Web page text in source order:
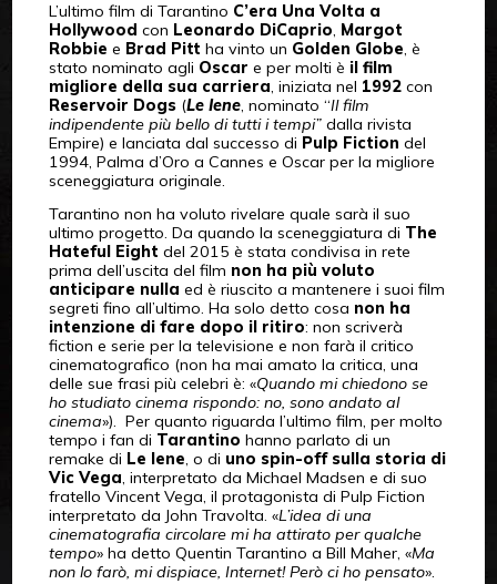
L’ultimo film di Tarantino C’era Una Volta a
Hollywood con Leonardo DiCaprio, Margot
Robbie e Brad Pitt ha vinto un Golden Globe, è
stato nominato agli Oscar e per molti è il film
migliore della sua carriera, iniziata nel 1992con
Reservoir Dogs(Le Iene, nominato “Il film
indipendente più bello di tutti i tempi”dalla rivista
Empire) e lanciata dal successo di Pulp Fiction del
1994, Palma d’Oro a Cannes e Oscar per la migliore
sceneggiatura originale.
Tarantino non ha voluto rivelare quale sarà il suo
ultimo progetto. Da quando la sceneggiatura di The
Hateful Eight del 2015 è stata condivisa in rete
prima dell’uscita del film non ha più voluto
anticipare nulla ed è riuscito a mantenere i suoi film
segreti fino all’ultimo. Ha solo detto cosa non ha
intenzione di fare dopo il ritiro: non scriverà
fiction e serie per la televisione e non farà il critico
cinematografico (non ha mai amato la critica, una
delle sue frasi più celebri è: «Quando mi chiedono se
ho studiato cinema rispondo: no, sono andato al
cinema»). Per quanto riguarda l’ultimo film, per molto
tempo i fan di Tarantino hanno parlato di un
remake di Le Iene, o di uno spin-off sulla storia di
Vic Vega, interpretato da Michael Madsen e di suo
fratello Vincent Vega, il protagonista di Pulp Fiction
interpretato da John Travolta. «L’idea di una
cinematografia circolare mi ha attirato per qualche
tempo» ha detto Quentin Tarantino a Bill Maher, «Ma
non lo farò, mi dispiace, Internet! Però ci ho pensato».